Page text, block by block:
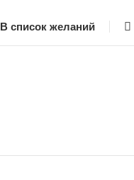
В список желаний